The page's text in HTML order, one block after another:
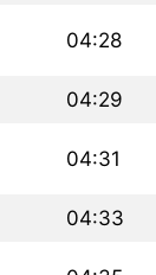
04:28
04:29
04:31
04:33